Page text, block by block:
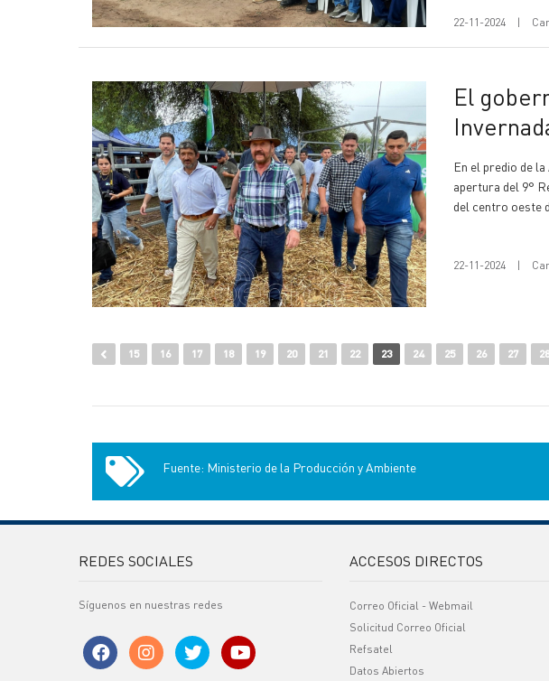
22-11-2024 |
El gobernador Insfrán encabezó la apertura del 9° Remate de
En el predio de
apertura del 9°
del centro oeste
22-11-2024 |
15 16 17 18 19 20 21 22 23 24 25 26 27 28
Fuente: Ministerio de la Producción y Ambiente
REDES SOCIALES
Síguenos en nuestras redes
ACCESOS DIRECTOS
Correo Oficial - Webmail
Solicitud Correo Oficial
Refsatel
Datos Abiertos